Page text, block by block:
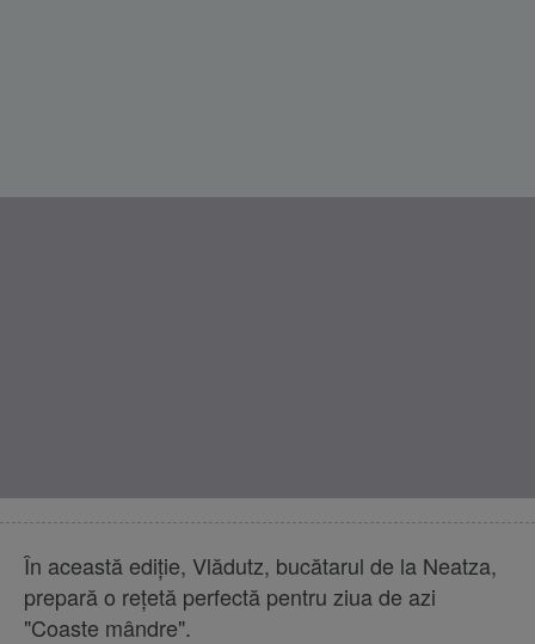
În această ediţie, Vlădutz, bucătarul de la Neatza,
prepară o reţetă perfectă pentru ziua de azi
"Coaste mândre".